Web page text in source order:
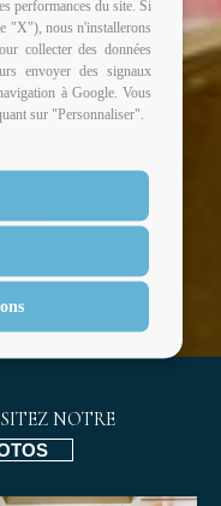
performances du site. Si
"X"), nous n'installerons
collecter des données
envoyer des signaux
à Google. Vous
sur "Personnaliser".
NOTRE